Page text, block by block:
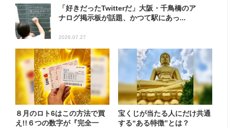
「好きだったTwitterだ」大阪・千鳥橋のア
ナログ掲示板が話題、かつて駅にあっ...
2026.07.27
８月のロト6はこの方法で買
え!!６つの数字が『完全一
宝くじが当たる人にだけ共通
する“ある特徴”とは？